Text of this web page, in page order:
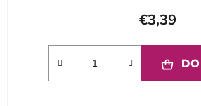
€3,39